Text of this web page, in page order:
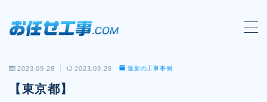
MENU
会社概要
2023.09.28 2023.09.28 最新の工事事例
【東京都】